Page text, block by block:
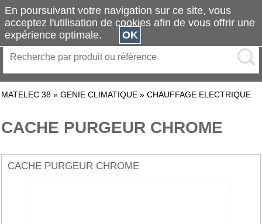
MATELEC 38 » GENIE CLIMATIQUE » CHAUFFAGE ELECTRIQUE
CACHE PURGEUR CHROME
CACHE PURGEUR CHROME
En poursuivant votre navigation sur ce site, vous
acceptez l'utilisation de cookies afin de vous offrir une
expérience optimale.
OK